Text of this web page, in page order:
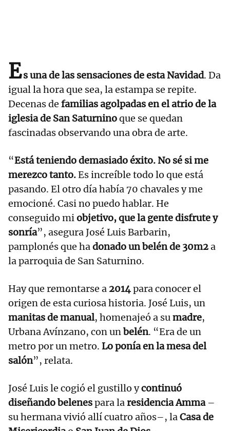
Es una de las sensaciones de esta Navidad. Da
igual la hora que sea, la estampa se repite.
Decenas de familias agolpadas en el atrio de la
iglesia de San Saturninoque se quedan
fascinadas observando una obra de arte.
“Está teniendo demasiado éxito. No sé si me
merezco tanto.Es increíble todo lo que está
pasando. El otro día había 70 chavales y me
emocioné. Casi no puedo hablar. He
conseguido miobjetivo, que la gente disfrute y
sonría”, asegura José Luis Barbarin,
pamplonés que hadonado un belén de 30m2a
la parroquia de San Saturnino.
Hay que remontarse a 2014para conocer el
origen de esta curiosa historia. José Luis, un
manitas de manual, homenajeó a sumadre,
Urbana Avínzano, con unbelén. “Era de un
metro por un metro. Lo ponía en la mesa del
salón”, relata.
José Luis le cogió el gustillo ycontinuó
diseñando belenespara laresidencia Amma–
su hermana vivió allí cuatro años–, laCasa de